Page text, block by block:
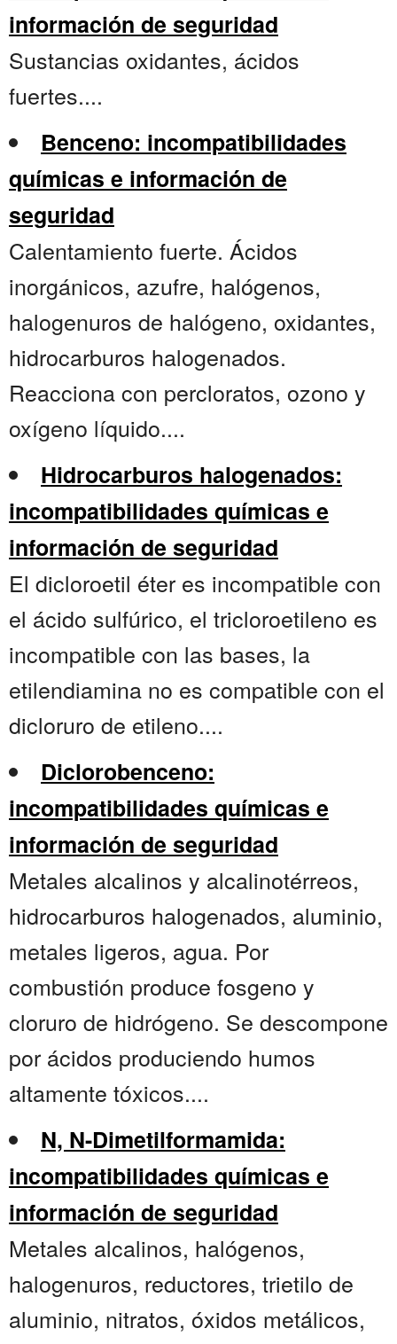
información de seguridad
Sustancias oxidantes, ácidos
fuertes....
Benceno: incompatibilidades
químicas e información de
seguridad
Calentamiento fuerte. Ácidos
inorgánicos, azufre, halógenos,
halogenuros de halógeno, oxidantes,
hidrocarburos halogenados.
Reacciona con percloratos, ozono y
oxígeno líquido....
Hidrocarburos halogenados:
incompatibilidades químicas e
información de seguridad
El dicloroetil éter es incompatible con
el ácido sulfúrico, el tricloroetileno es
incompatible con las bases, la
etilendiamina no es compatible con el
dicloruro de etileno....
Diclorobenceno:
incompatibilidades químicas e
información de seguridad
Metales alcalinos y alcalinotérreos,
hidrocarburos halogenados, aluminio,
metales ligeros, agua. Por
combustión produce fosgeno y
cloruro de hidrógeno. Se descompone
por ácidos produciendo humos
altamente tóxicos....
N, N-Dimetilformamida:
incompatibilidades químicas e
información de seguridad
Metales alcalinos, halógenos,
halogenuros, reductores, trietilo de
aluminio, nitratos, óxidos metálicos,